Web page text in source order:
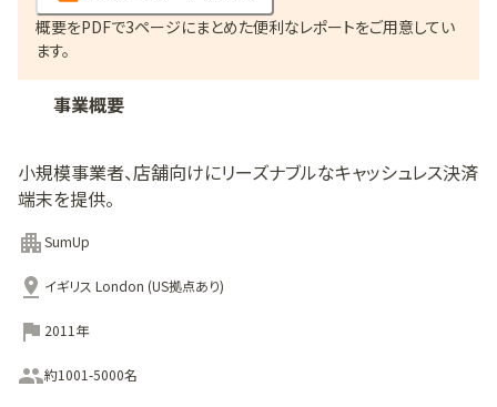
概要をPDFで3ページにまとめた便利なレポートをご用意してい
ます。
事業概要
小規模事業者、店舗向けにリーズナブルなキャッシュレス決済
端末を提供。
SumUp
イギリス London (US拠点あり)
2011年
約1001-5000名